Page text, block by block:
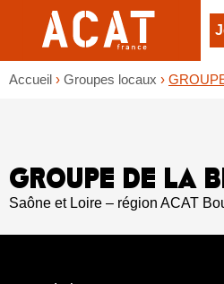
Accueil › Groupes locaux ›
GROUPE DE LA
Saône et Loire – région ACAT